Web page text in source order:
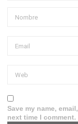
Save my name,
next time I comment.